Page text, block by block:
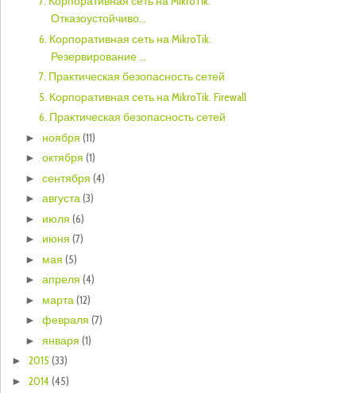
Отказоустойчиво...
6. Корпоративная сеть на MikroTik.
Резервирование ...
7. Практическая безопасность сетей
5. Корпоративная сеть на MikroTik. Firewall
6. Практическая безопасность сетей
► ноября(11)
►октября(1)
►сентября(4)
►августа(3)
► июля(6)
► июня(7)
► мая(5)
►апреля(4)
► марта(12)
►февраля(7)
►января(1)
►2015(33)
►2014(45)